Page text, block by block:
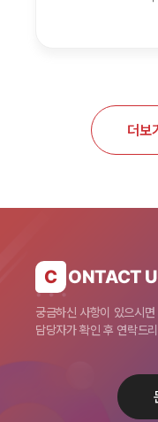
더보
C ONTACT
궁금하신 사항이 있으시
담당자가 확인 후 연락드